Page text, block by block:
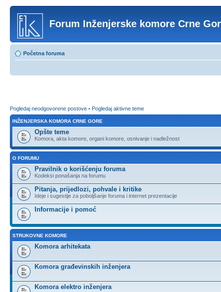
Forum Inženjerske komore Crne
Početna foruma
Pogledaj neodgovorene postove • Pogledaj aktivne teme
INŽENJERSKA KOMORA CRNE GORE
Opšte teme
Komora, akta komore, organi komore, osnivanje i nadležnost
O FORUMU
Pravilnik o korišćenju foruma
Kodeksi ponašanja na forumu
Pitanja, prijedlozi, pohvale i kritike
Ideje i sugestije za poboljšanje foruma i internet prezentacije
Informacije i pomoć
STRUKOVNE KOMORE
Komora arhitekata
Komora građevinskih inženjera
Komora elektro inženjera